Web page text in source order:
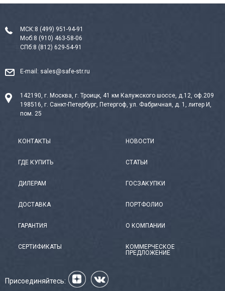
МСК:8 (499) 951-94-91
Моб:8 (910) 463-58-06
СПб:8 (812) 629-54-91
E-mail: sales@safe-str.ru
142190, г. Москва, г. Троицк, 41 км Калужского шоссе, д.12, оф.209
198516, г. Санкт-Петербург, Петергоф, ул. Фабричная, д. 1, литер И,
пом. 25
КОНТАКТЫ
ГДЕ КУПИТЬ
ДИЛЕРАМ
ДОСТАВКА
ГАРАНТИЯ
СЕРТИФИКАТЫ
НОВОСТИ
СТАТЬИ
ГОСЗАКУПКИ
ПОРТФОЛИО
О КОМПАНИИ
КОММЕРЧЕСКОЕ
ПРЕДЛОЖЕНИЕ
Присоединяйтесь: